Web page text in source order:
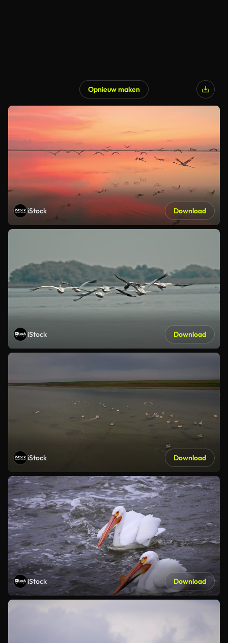
Opnieuw maken
iStock Download
iStock Download
iStock Download
iStock Download